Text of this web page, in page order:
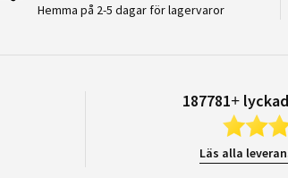
Hemma på 2-5 dagar för lagervaror
187781+
Läs alla